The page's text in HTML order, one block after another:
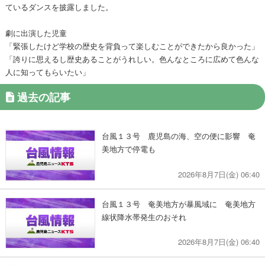
ているダンスを披露しました。
劇に出演した児童
「緊張したけど学校の歴史を背負って楽しむことができたから良かった」
「誇りに思えるし歴史あることがうれしい。色んなところに広めて色んな
人に知ってもらいたい」
過去の記事
台風１３号 鹿児島の海、空の便に影響 奄
美地方で停電も
2026年8月7日(金) 06:40
台風１３号 奄美地方が暴風域に 奄美地方
線状降水帯発生のおそれ
2026年8月7日(金) 06:40